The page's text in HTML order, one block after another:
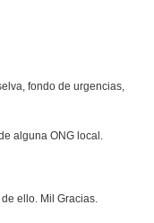
fondo de urgencias,
alguna ONG local.
ello. Mil Gracias.